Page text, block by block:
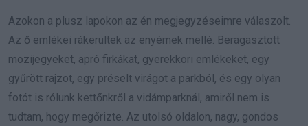
Azokon a plusz lapokon az én megjegyzéseimre válaszolt.
Az ő emlékei rákerültek az enyémek mellé. Beragasztott
mozijegyeket, apró firkákat, gyerekkori emlékeket, egy
gyűrött rajzot, egy préselt virágot a parkból, és egy olyan
fotót is rólunk kettőnkről a vidámparknál, amiről nem is
tudtam, hogy megőrizte. Az utolsó oldalon, nagy, gondos